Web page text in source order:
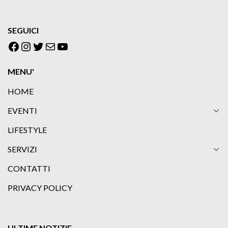
SEGUICI
Facebook
Instagram
Twitter
EmailYouTube
MENU'
HOME
EVENTI
LIFESTYLE
SERVIZI
CONTATTI
PRIVACY POLICY